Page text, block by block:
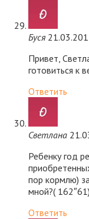
Буся
Привет,
готовиться к
Ответить
Светлана
Ребенку год
пор кормлю)
мной?(
Ответить